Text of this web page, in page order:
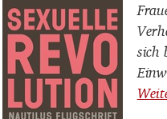
sich